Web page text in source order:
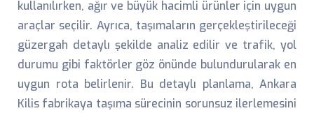
kullanılırken, ağır ve büyük hacimli ürünler için uygun
araçlar seçilir. Ayrıca, taşımaların gerçekleştirileceği
güzergah detaylı şekilde analiz edilir ve trafik, yol
durumu gibi faktörler göz önünde bulundurularak en
uygun rota belirlenir. Bu detaylı planlama, Ankara
Kilis fabrikaya taşıma sürecinin sorunsuz ilerlemesini